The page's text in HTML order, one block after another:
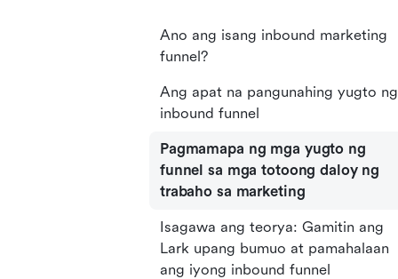
Ano ang isang inbound marketing
funnel?
Ang apat na pangunahing yugto ng
inbound funnel
Pagmamapa ng mga yugto ng
funnel sa mga totoong daloy ng
trabaho sa marketing
Isagawa ang teorya: Gamitin ang
Lark upang bumuo at pamahalaan
ang iyong inbound funnel